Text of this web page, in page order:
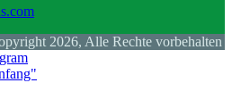
2026, Alle Rechte vorbehalten